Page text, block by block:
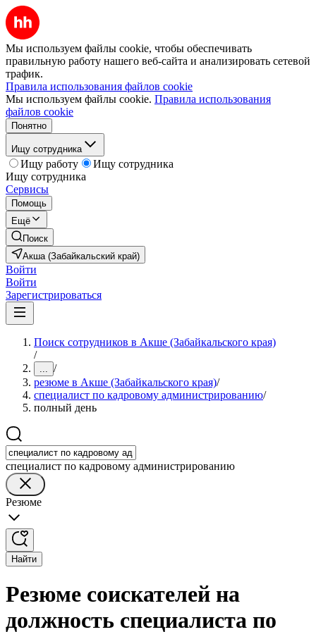
Мы используем файлы cookie, чтобы обеспечивать
правильную работу нашего веб-сайта и анализировать сетевой
трафик.
Правила использования файлов cookie
Мы используем файлы cookie. Правила использования
файлов cookie
Понятно
Ищу сотрудника
Ищу работу
Ищу сотрудника
Ищу сотрудника
Сервисы
Помощь
Ещё
Поиск
Акша (Забайкальский край)
Войти
Войти
Зарегистрироваться
Поиск сотрудников в Акше (Забайкальского края)
/
... /
резюме в Акше (Забайкальского края)/
специалист по кадровому администрированию/
полный день
специалист по кадровому администрированию
Резюме
Найти
Резюме соискателей на
должность специалиста по